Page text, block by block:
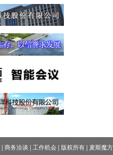
| 商务洽谈 | 工作机会| 版权所有| 麦斯魔方